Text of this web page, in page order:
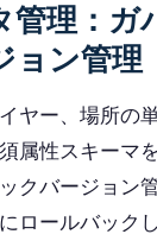
管理：ガ
ョン管理
ヤー、場所の
属性スキーマ
クバージョン
ロールバック